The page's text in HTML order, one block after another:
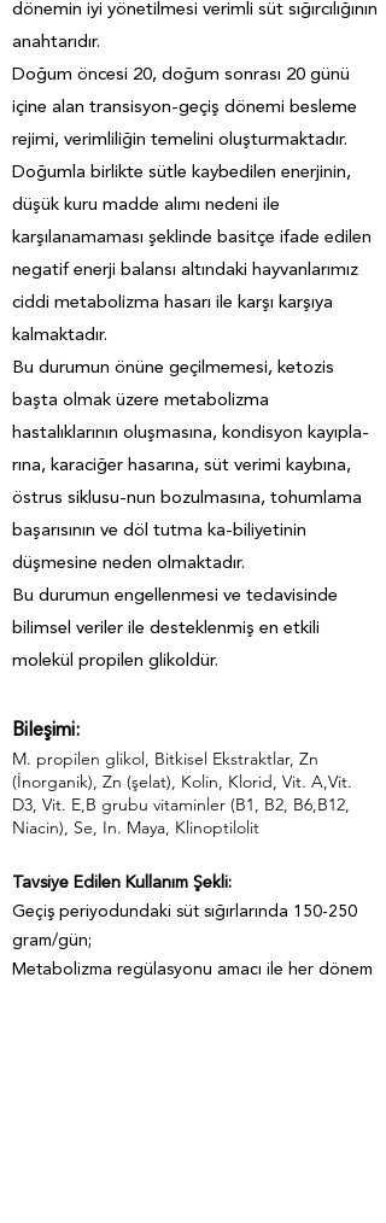
dönemin iyi yönetilmesi verimli süt sığırcılığının
anahtarıdır.
Doğum öncesi 20, doğum sonrası 20 günü
içine alan transisyon-geçiş dönemi besleme
rejimi, verimliliğin temelini oluşturmaktadır.
Doğumla birlikte sütle kaybedilen enerjinin,
düşük kuru madde alımı nedeni ile
karşılanamaması şeklinde basitçe ifade edilen
negatif enerji balansı altındaki hayvanlarımız
ciddi metabolizma hasarı ile karşı karşıya
kalmaktadır.
Bu durumun önüne geçilmemesi, ketozis
başta olmak üzere metabolizma
hastalıklarının oluşmasına, kondisyon kayıpla-
rına, karaciğer hasarına, süt verimi kaybına,
östrus siklusu-nun bozulmasına, tohumlama
başarısının ve döl tutma ka-biliyetinin
düşmesine neden olmaktadır.
Bu durumun engellenmesi ve tedavisinde
bilimsel veriler ile desteklenmiş en etkili
molekül propilen glikoldür.
Bileşimi:
M. propilen glikol, Bitkisel Ekstraktlar, Zn
(İnorganik), Zn (şelat), Kolin, Klorid, Vit. A,Vit.
D3, Vit. E,B grubu vitaminler (B1, B2, B6,B12,
Niacin), Se, In. Maya, Klinoptilolit
Tavsiye Edilen Kullanım Şekli:
Geçiş periyodundaki süt sığırlarında 150-250
gram/gün;
Metabolizma regülasyonu amacı ile her dönem